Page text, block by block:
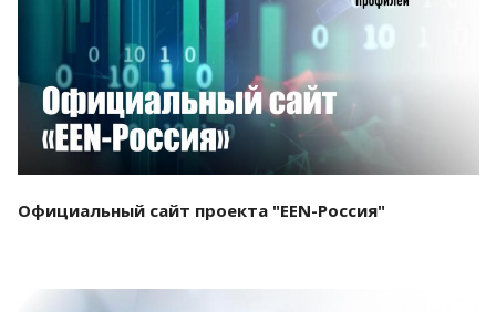
Смотреть проект
Официальный сайт проекта "EEN-Россия"